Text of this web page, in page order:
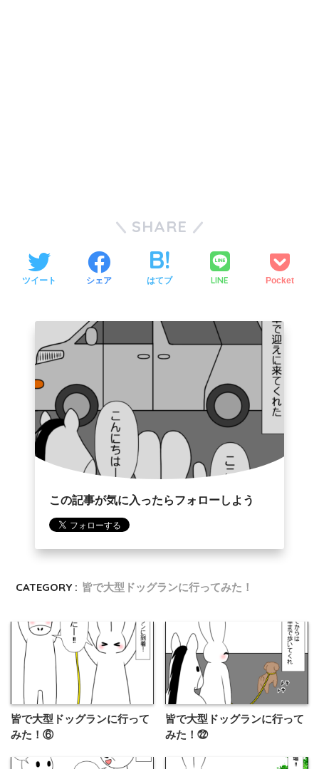
SHARE
ツイート シェア はてブ LINE Pocket
この記事が気に入ったらフォローしよう
CATEGORY : 皆で大型ドッグランに行ってみた！
皆で大型ドッグランに行って
みた！⑥
皆で大型ドッグランに行って
みた！㉒